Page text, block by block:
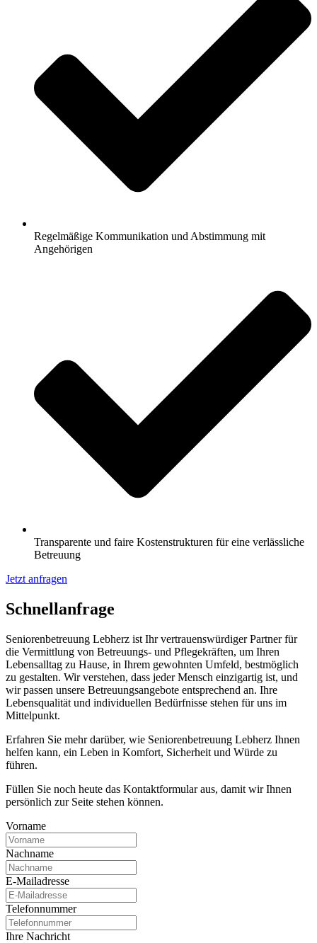
Regelmäßige Kommunikation und Abstimmung mit
Angehörigen
Transparente und faire Kostenstrukturen für eine verlässliche
Betreuung
Jetzt anfragen
Schnell­anfrage
Seniorenbetreuung Lebherz ist Ihr vertrauenswürdiger Partner für
die Vermittlung von Betreuungs- und Pflegekräften, um Ihren
Lebensalltag zu Hause, in Ihrem gewohnten Umfeld, bestmöglich
zu gestalten. Wir verstehen, dass jeder Mensch einzigartig ist, und
wir passen unsere Betreuungsangebote entsprechend an. Ihre
Lebensqualität und individuellen Bedürfnisse stehen für uns im
Mittelpunkt.
Erfahren Sie mehr darüber, wie Seniorenbetreuung Lebherz Ihnen
helfen kann, ein Leben in Komfort, Sicherheit und Würde zu
führen.
Füllen Sie noch heute das Kontaktformular aus, damit wir Ihnen
persönlich zur Seite stehen können.
Vorname
Nachname
E-Mailadresse
Telefonnummer
Ihre Nachricht